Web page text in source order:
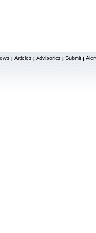
| Articles | Advisories | Submit |